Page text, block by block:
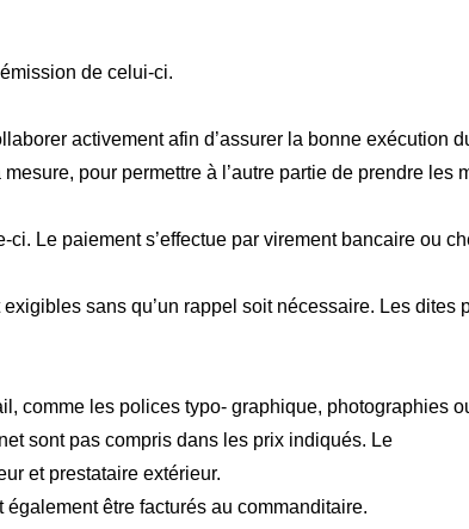
de celui-ci.
activement afin d’assurer la bonne exécution
pour permettre à l’autre partie de prendre les
Le paiement s’effectue par virement bancaire ou
sans qu’un rappel soit nécessaire. Les dites
comme les polices typo- graphique, photographies
sont pas compris dans les prix indiqués. Le
et prestataire extérieur.
être facturés au commanditaire.